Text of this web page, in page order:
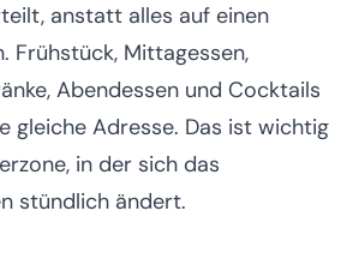
anstatt alles auf einen
Frühstück, Mittagessen,
Abendessen und Cocktails
gleiche Adresse. Das ist wichtig
in der sich das
stündlich ändert.